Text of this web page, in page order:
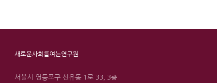
새로운사회를여는연구원
서울시 영등포구 선유동 1로 33, 3층